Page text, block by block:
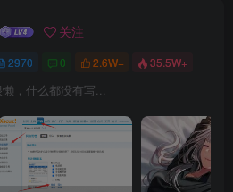
关注
2970 0 2.6W+ 35.5W+
，什么都没有写...